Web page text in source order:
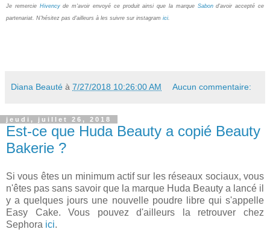
Je remercie Hivencyde m'avoir envoyé ce produit ainsi que la marque Sabond'avoir accepté ce
partenariat. N'hésitez pas d'ailleurs à les suivre sur instagram ici
Diana Beauté à 7/27/2018 10:26:00 AM Aucun commentaire:
jeudi, juillet 26, 2018
Est-ce que Huda Beauty a copié Beauty
Bakerie ?
Si vous êtes un minimum actif sur les réseaux sociaux, vous
n'êtes pas sans savoir que la marque Huda Beauty a lancé il
y a quelques jours une nouvelle poudre libre qui s'appelle
Easy Cake. Vous pouvez d'ailleurs la retrouver chez
Sephora ici.